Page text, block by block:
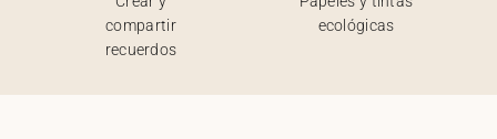
compartir
recuerdos
ecológicas